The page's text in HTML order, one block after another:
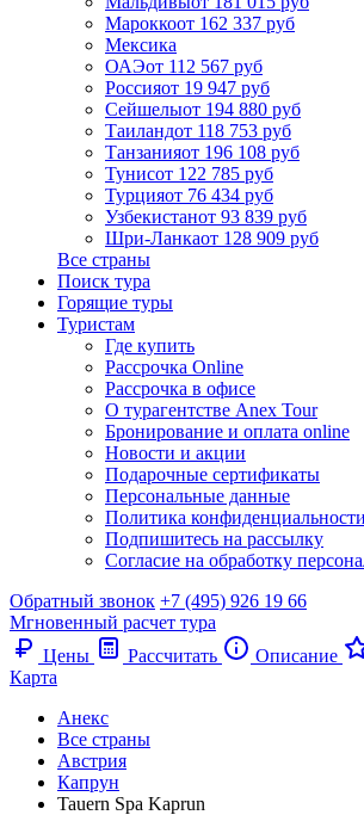
Мароккоот 162 337 руб
Мексика
ОАЭот 112 567 руб
Россияот 19 947 руб
Сейшелыот 194 880 руб
Таиландот 118 753 руб
Танзанияот 196 108 руб
Тунисот 122 785 руб
Турцияот 76 434 руб
Узбекистанот 93 839 руб
Шри-Ланкаот 128 909 руб
Все страны
Поиск тура
Горящие туры
Туристам
Где купить
Рассрочка Online
Рассрочка в офисе
О турагентстве Anex Tour
Бронирование и оплата online
Новости и акции
Подарочные сертификаты
Персональные данные
Политика конфиденциальности
Подпишитесь на рассылку
Согласие на обработку
Обратный звонок +7 (495) 926 19 66
Мгновенный расчет тура
Цены
Рассчитать Описание
Карта
Анекс
Все страны
Австрия
Капрун
Tauern Spa Kaprun